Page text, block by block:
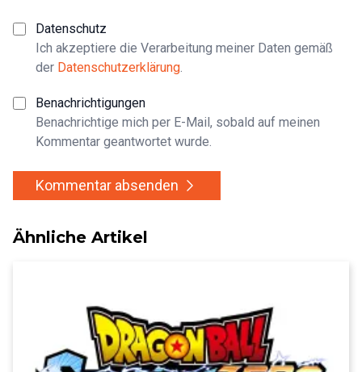
Datenschutz
Ich akzeptiere die Verarbeitung meiner Daten gemäß
der Datenschutzerklärung.
Benachrichtigungen
Benachrichtige mich per E-Mail, sobald auf meinen
Kommentar geantwortet wurde.
Kommentar absenden
Ähnliche Artikel